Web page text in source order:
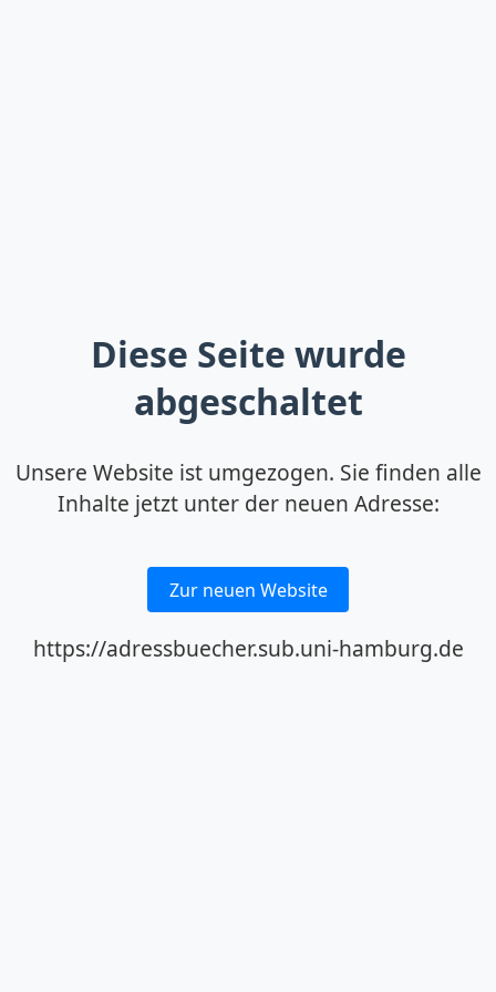
Diese Seite wurde
abgeschaltet
Unsere Website ist umgezogen. Sie finden alle
Inhalte jetzt unter der neuen Adresse:
Zur neuen Website
https://adressbuecher.sub.uni-hamburg.de